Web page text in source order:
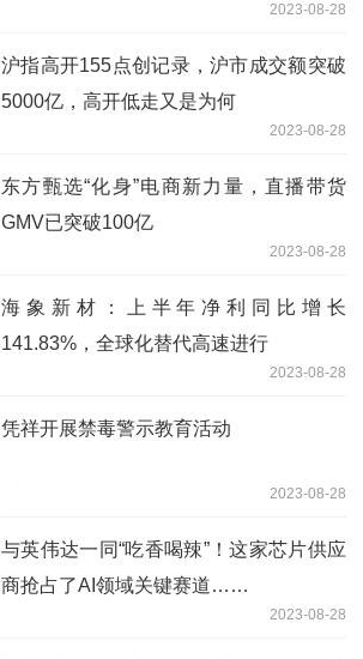
2023-08-28
沪指高开155点创记录，沪市成交额突破
5000亿，高开低走又是为何
2023-08-28
东方甄选“化身”电商新力量，直播带货
GMV已突破100亿
2023-08-28
海象新材：上半年净利同比增长
141.83%，全球化替代高速进行
2023-08-28
凭祥开展禁毒警示教育活动
2023-08-28
与英伟达一同“吃香喝辣”！这家芯片供应
商抢占了AI领域关键赛道……
2023-08-28